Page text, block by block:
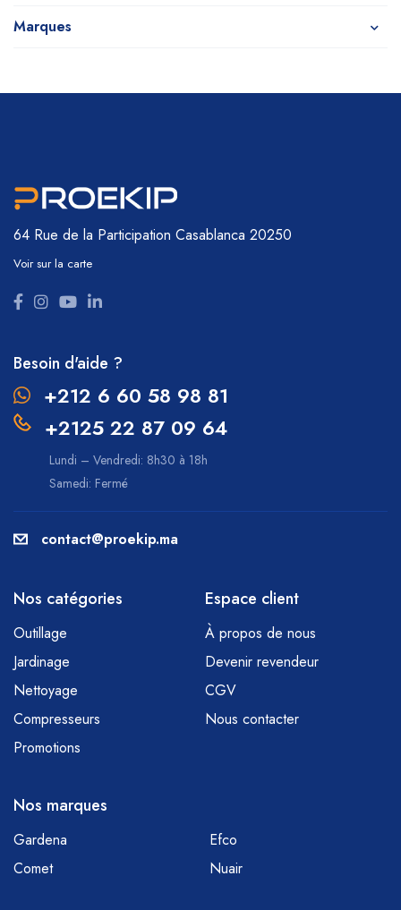
Marques
64 Rue de la Participation Casablanca 20250
Voir sur la carte
Besoin d'aide ?
+212 6 60 58 98 81
+2125 22 87 09 64
Lundi – Vendredi: 8h30 à 18h
Samedi: Fermé
contact@proekip.ma
Nos catégories
Outillage
Jardinage
Nettoyage
Compresseurs
Promotions
Espace client
À propos de nous
Devenir revendeur
CGV
Nous contacter
Nos marques
Gardena
Efco
Comet
Nuair